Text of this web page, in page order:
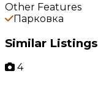
Other Features
Парковка
Similar Listings
4